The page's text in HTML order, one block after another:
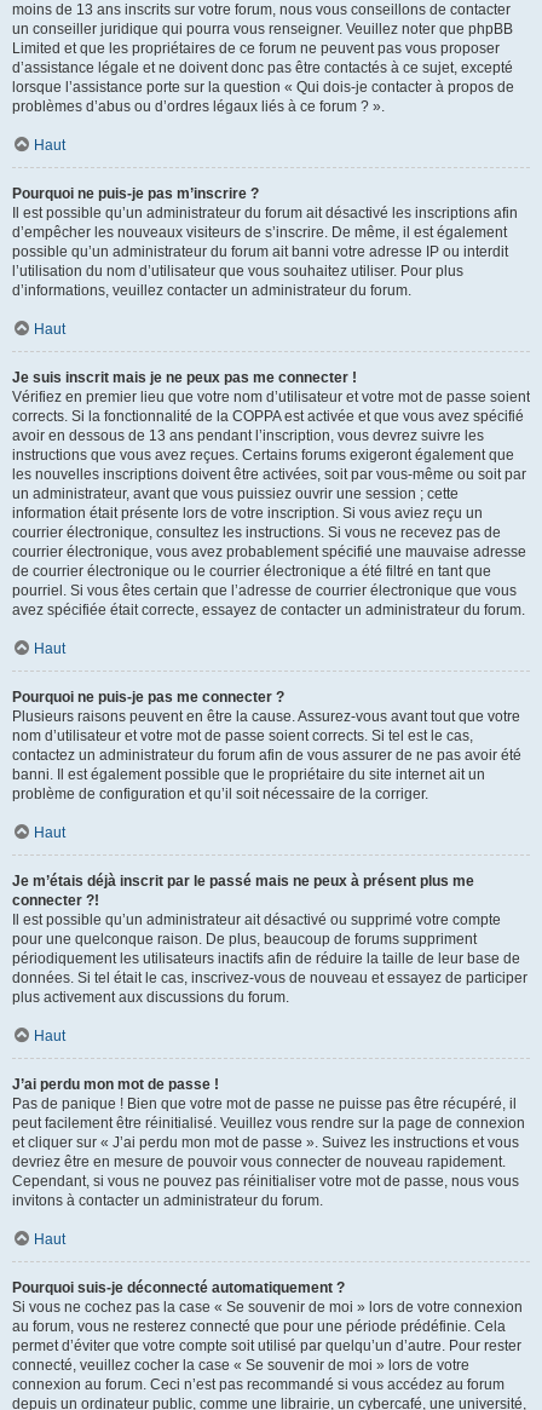
moins de 13 ans inscrits sur votre forum, nous vous conseillons de contacter
un conseiller juridique qui pourra vous renseigner. Veuillez noter que phpBB
Limited et que les propriétaires de ce forum ne peuvent pas vous proposer
d’assistance légale et ne doivent donc pas être contactés à ce sujet, excepté
lorsque l’assistance porte sur la question « Qui dois-je contacter à propos de
problèmes d’abus ou d’ordres légaux liés à ce forum ? ».
Haut
Pourquoi ne puis-je pas m’inscrire ?
Il est possible qu’un administrateur du forum ait désactivé les inscriptions afin
d’empêcher les nouveaux visiteurs de s’inscrire. De même, il est également
possible qu’un administrateur du forum ait banni votre adresse IP ou interdit
l’utilisation du nom d’utilisateur que vous souhaitez utiliser. Pour plus
d’informations, veuillez contacter un administrateur du forum.
Haut
Je suis inscrit mais je ne peux pas me connecter !
Vérifiez en premier lieu que votre nom d’utilisateur et votre mot de passe soient
corrects. Si la fonctionnalité de la COPPA est activée et que vous avez spécifié
avoir en dessous de 13 ans pendant l’inscription, vous devrez suivre les
instructions que vous avez reçues. Certains forums exigeront également que
les nouvelles inscriptions doivent être activées, soit par vous-même ou soit par
un administrateur, avant que vous puissiez ouvrir une session ; cette
information était présente lors de votre inscription. Si vous aviez reçu un
courrier électronique, consultez les instructions. Si vous ne recevez pas de
courrier électronique, vous avez probablement spécifié une mauvaise adresse
de courrier électronique ou le courrier électronique a été filtré en tant que
pourriel. Si vous êtes certain que l’adresse de courrier électronique que vous
avez spécifiée était correcte, essayez de contacter un administrateur du forum.
Haut
Pourquoi ne puis-je pas me connecter ?
Plusieurs raisons peuvent en être la cause. Assurez-vous avant tout que votre
nom d’utilisateur et votre mot de passe soient corrects. Si tel est le cas,
contactez un administrateur du forum afin de vous assurer de ne pas avoir été
banni. Il est également possible que le propriétaire du site internet ait un
problème de configuration et qu’il soit nécessaire de la corriger.
Haut
Je m’étais déjà inscrit par le passé mais ne peux à présent plus me
connecter ?!
Il est possible qu’un administrateur ait désactivé ou supprimé votre compte
pour une quelconque raison. De plus, beaucoup de forums suppriment
périodiquement les utilisateurs inactifs afin de réduire la taille de leur base de
données. Si tel était le cas, inscrivez-vous de nouveau et essayez de participer
plus activement aux discussions du forum.
Haut
J’ai perdu mon mot de passe !
Pas de panique ! Bien que votre mot de passe ne puisse pas être récupéré, il
peut facilement être réinitialisé. Veuillez vous rendre sur la page de connexion
et cliquer sur « J’ai perdu mon mot de passe ». Suivez les instructions et vous
devriez être en mesure de pouvoir vous connecter de nouveau rapidement.
Cependant, si vous ne pouvez pas réinitialiser votre mot de passe, nous vous
invitons à contacter un administrateur du forum.
Haut
Pourquoi suis-je déconnecté automatiquement ?
Si vous ne cochez pas la case « Se souvenir de moi » lors de votre connexion
au forum, vous ne resterez connecté que pour une période prédéfinie. Cela
permet d’éviter que votre compte soit utilisé par quelqu’un d’autre. Pour rester
connecté, veuillez cocher la case « Se souvenir de moi » lors de votre
connexion au forum. Ceci n’est pas recommandé si vous accédez au forum
depuis un ordinateur public, comme une librairie, un cybercafé, une université,